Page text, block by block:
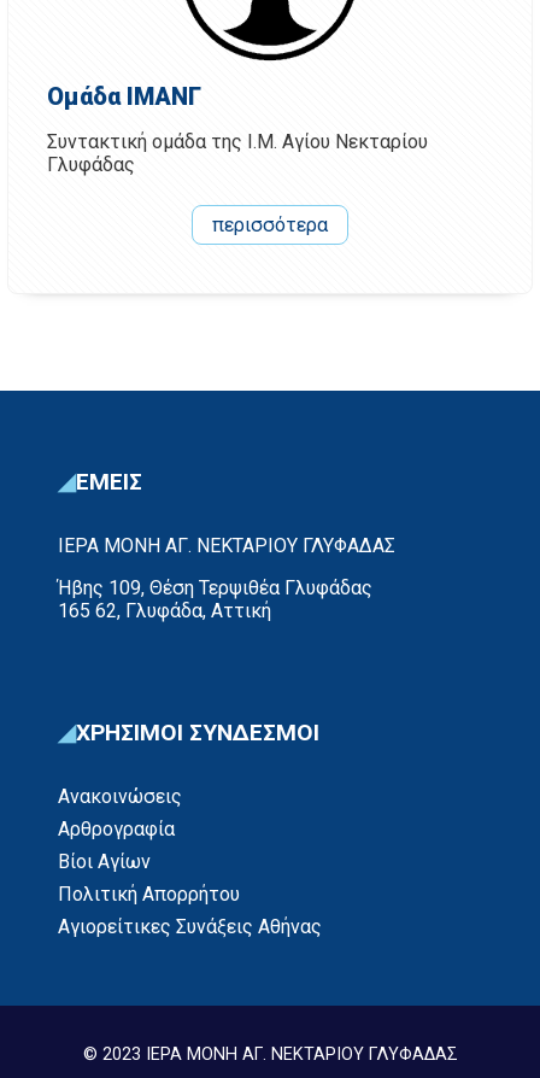
Ομάδα ΙΜΑΝΓ
Συντακτική ομάδα της Ι.Μ. Αγίου Νεκταρίου
Γλυφάδας
περισσότερα
ΕΜΕΙΣ
ΙΕΡΑ ΜΟΝΗ ΑΓ. ΝΕΚΤΑΡΙΟΥ ΓΛΥΦΑΔΑΣ
Ήβης 109, Θέση Τερψιθέα Γλυφάδας
165 62, Γλυφάδα, Αττική
ΧΡΗΣΙΜΟΙ ΣΥΝΔΕΣΜΟΙ
Ανακοινώσεις
Αρθρογραφία
Βίοι Αγίων
Πολιτική Απορρήτου
Αγιορείτικες Συνάξεις Αθήνας
© 2023 ΙΕΡΑ ΜΟΝΗ ΑΓ. ΝΕΚΤΑΡΙΟΥ ΓΛΥΦΑΔΑΣ